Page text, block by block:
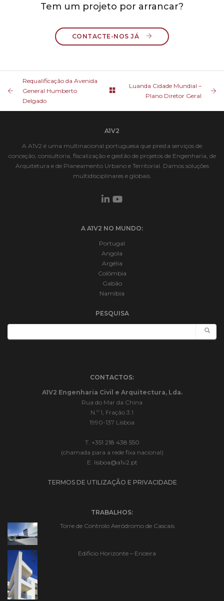
Tem um projeto por arrancar?
CONTACTE-NOS JÁ
Requalificação da Avenida
General Humberto
Delgado
Luanda Cidade Mundial –
Plano Diretor Geral
A1V2
A A1V2 é uma multinacional portuguesa que presta serviços de
conceção, consultoria, fiscalização e gestão de projetos de Engenharia, de
Arquitetura e de Planeamento Urbano e Territorial. Damos soluções
multidisciplinares e globais.
A A1V2 NO MUNDO:
Portugal
Angola
Argélia
Colômbia
Gabão
Namíbia
PESQUISA
CONTACTOS:
A1V2 Engenharia Civil e Arquitectura, Lda.
Rua do Mar da China
N.º 1, Fração 3.1
1990-137 Lisboa
T. +351 218 438 550
(chamada para a rede fixa nacional)
E. lisboa@a1v2.pt
TERMOS DE UTILIZAÇÃO E PRIVACIDADE
TRABALHOS:
Torre de Controlo Aeródromo de Cascais
Edificio Horizonte – Ericeira